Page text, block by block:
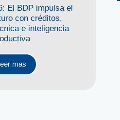
El BDP impulsa el
con créditos,
e inteligencia
mas